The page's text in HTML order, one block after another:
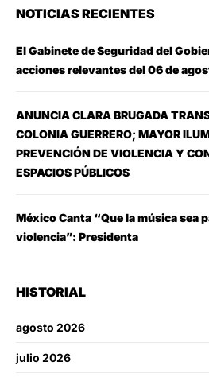
NOTICIAS RECIENTES
El Gabinete de Seguridad del
acciones relevantes del 06 de
ANUNCIA CLARA BRUGADA
COLONIA GUERRERO; MAYOR
PREVENCIÓN DE VIOLENCIA Y
ESPACIOS PÚBLICOS
México Canta “Que la música sea
violencia”: Presidenta
HISTORIAL
agosto 2026
julio 2026